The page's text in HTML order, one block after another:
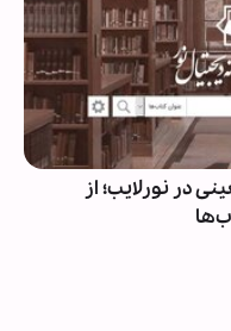
اربعینی در نورلایب؛ از